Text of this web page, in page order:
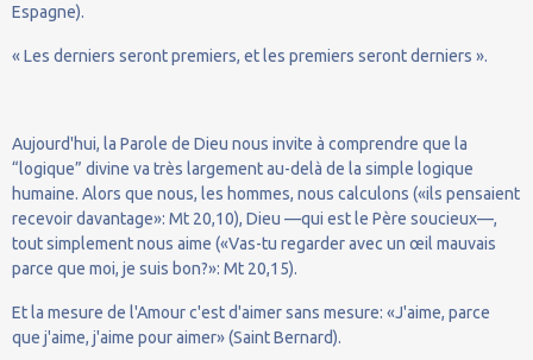
Espagne).
« Les derniers seront premiers, et les premiers seront derniers ».
Aujourd'hui, la Parole de Dieu nous invite à comprendre que la
“logique” divine va très largement au-delà de la simple logique
humaine. Alors que nous, les hommes, nous calculons («ils pensaient
recevoir davantage»: Mt 20,10), Dieu —qui est le Père soucieux—,
tout simplement nous aime («Vas-tu regarder avec un œil mauvais
parce que moi, je suis bon?»: Mt 20,15).
Et la mesure de l'Amour c'est d'aimer sans mesure: «J'aime, parce
que j'aime, j'aime pour aimer» (Saint Bernard).